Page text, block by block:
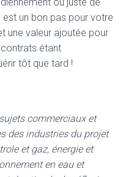
un bon pas pour votre
une valeur ajoutée pour
étant
tôt que tard !
commerciaux et
des industries du projet
et gaz, énergie et
en eau et